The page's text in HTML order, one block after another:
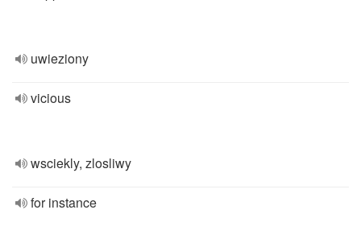
uwieziony
vicious
wsciekly, zlosliwy
for instance